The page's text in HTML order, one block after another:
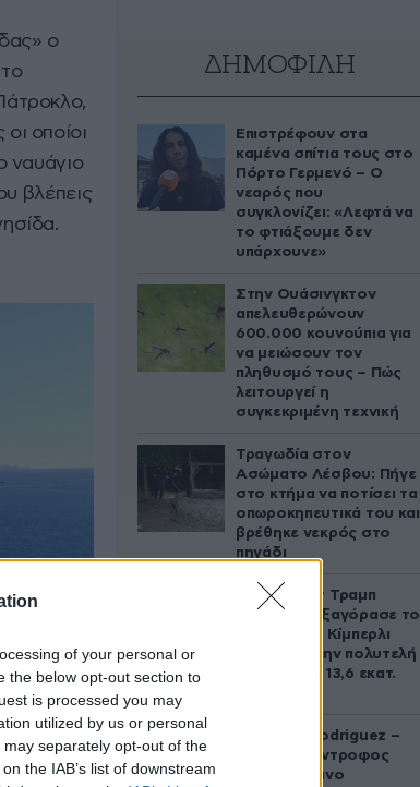
of your personal or
the below opt-out section to
is processed you may
utilized by us or personal
separately opt-out of the
the IAB’s list of downstream
ο
οποίοι
ναυάγιο
βλέπεις
ΔΗΜΟΦΙΛΗ
Επιστρέφουν στα
καμένα σπίτια τους στο
Πόρτο Γερμενό – Ο
νεαρός που
συγκλονίζει: «Λεφτά να
το φτιάξουμε δεν
υπάρχουνε»
Στην Ουάσινγκτον
απελευθερώνουν
600.000 κουνούπια για
να μειώσουν τον
πληθυσμό τους – Πώς
λειτουργεί η
συγκεκριμένη τεχνική
Τραγωδία στον
Ασώματο Λέσβου: Πήγε
στο κτήμα να ποτίσει τα
οπωροκηπευτικά του και
βρέθηκε νεκρός στο
πηγάδι
Ο Ντόναλντ Τραμπ
Τζούνιορ εξαγόρασε το
μερίδιο της Κίμπερλι
Γκίλφοϊλ στην πολυτελή
έπαυλη των 13,6 εκατ.
Georgina Rodriguez –
Ξεσπά η σύντροφος
του Κριστιάνο